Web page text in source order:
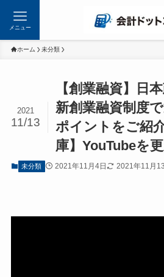
メニュー
ホーム 未分類
【創業融資】日
新創業融資制度
ポイントをご紹
庫】YouTubeを更
2021
11/13
未分類 2021年11月4日 2021年11月